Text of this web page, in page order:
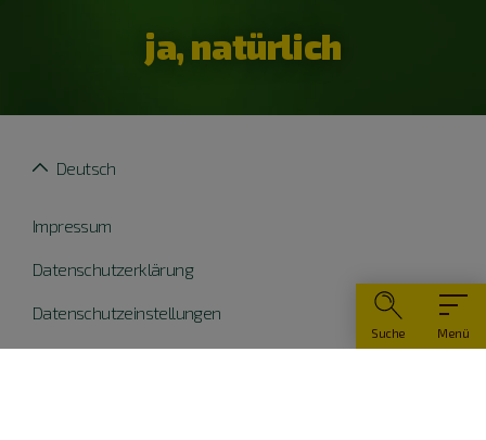
Menü
Suche
ja, natürlich
Impressum
Datenschutzerklärung
Datenschutzeinstellungen
Widerruf erklären
Deutsch